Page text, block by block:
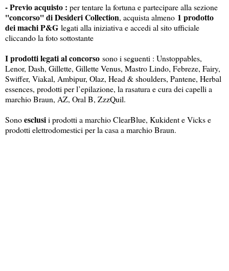
- Previo acquisto : per tentare la fortuna e partecipare alla sezione
''concorso'' di Desideri Collection, acquista almeno 1 prodotto
dei machi P&G legati alla iniziativa e accedi al sito ufficiale
cliccando la foto sottostante
I prodotti legati al concorso sono i seguenti : Unstoppables,
Lenor, Dash, Gillette, Gillette Venus, Mastro Lindo, Febreze, Fairy,
Swiffer, Viakal, Ambipur, Olaz, Head & shoulders, Pantene, Herbal
essences, prodotti per l’epilazione, la rasatura e cura dei capelli a
marchio Braun, AZ, Oral B, ZzzQuil.
Sonoesclusii prodotti a marchio ClearBlue, Kukident e Vicks e
prodotti elettrodomestici per la casa a marchio Braun.